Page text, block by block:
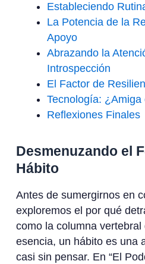
Estableciendo
La Potencia de la
Apoyo
Abrazando la
Introspección
El Factor de
Tecnología: ¿Amiga
Reflexiones Finales
Desmenuzando el
Hábito
Antes de sumergirnos en
exploremos el por qué
como la columna vertebral
esencia, un hábito es una
casi sin pensar. En “El